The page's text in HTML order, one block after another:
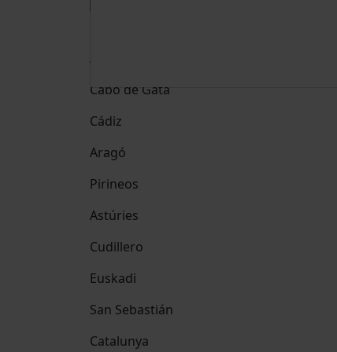
Andalusia
Cabo de Gata
Cádiz
Aragó
Pirineos
Astúries
Cudillero
Euskadi
San Sebastián
Catalunya